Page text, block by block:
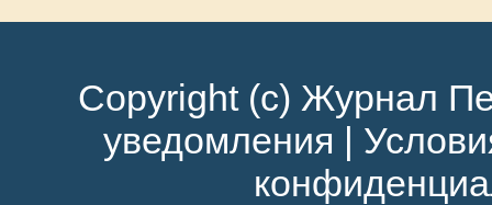
Copyright (c) Журнал
уведомления |